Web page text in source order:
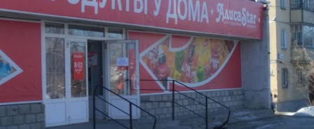
Изменить
Наличие франчайзинга
О компании АлисаStar